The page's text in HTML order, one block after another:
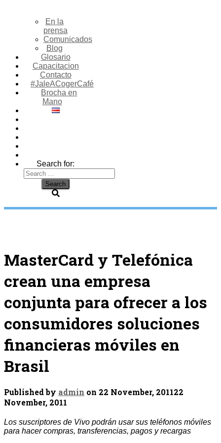
En la
prensa
Comunicados
Blog
Glosario
Capacitacion
Contacto
#JaleACogerCafé
Brocha en
Mano
Search for:
MasterCard y Telefónica
crean una empresa
conjunta para ofrecer a los
consumidores soluciones
financieras móviles en
Brasil
Published by admin on 22 November, 201122
November, 2011
Los suscriptores de Vivo podrán usar sus teléfonos móviles
para hacer compras, transferencias, pagos y recargas